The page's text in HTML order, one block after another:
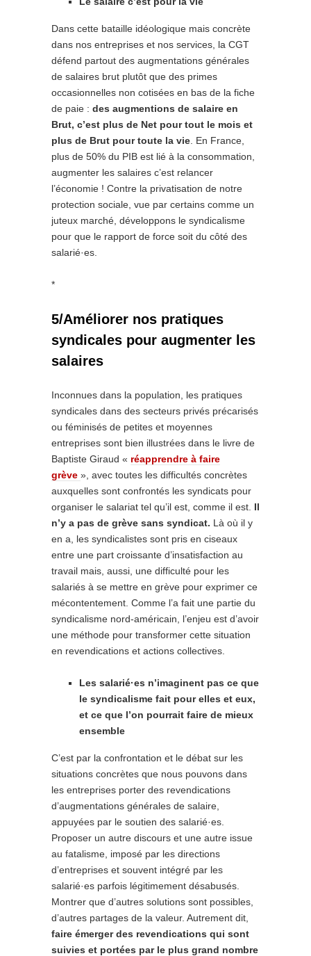
Dans cette bataille idéologique mais concrète
dans nos entreprises et nos services, la CGT
défend partout des augmentations générales
de salaires brut plutôt que des primes
occasionnelles non cotisées en bas de la fiche
de paie : des augmentions de salaire en
Brut, c’est plus de Net pour tout le mois et
plus de Brut pour toute la vie . En France,
plus de 50% du PIB est lié à la consommation,
augmenter les salaires c’est relancer
l’économie ! Contre la privatisation de notre
protection sociale, vue par certains comme un
juteux marché, développons le syndicalisme
pour que le rapport de force soit du côté des
salarié·es.
*
5/Améliorer nos pratiques
syndicales pour augmenter les
salaires
Inconnues dans la population, les pratiques
syndicales dans des secteurs privés précarisés
ou féminisés de petites et moyennes
entreprises sont bien illustrées dans le livre de
Baptiste Giraud « réapprendre à faire
grève », avec toutes les difficultés concrètes
auxquelles sont confrontés les syndicats pour
organiser le salariat tel qu’il est, comme il est. Il
n’y a pas de grève sans syndicat. Là où il y
en a, les syndicalistes sont pris en ciseaux
entre une part croissante d’insatisfaction au
travail mais, aussi, une difficulté pour les
salariés à se mettre en grève pour exprimer ce
mécontentement. Comme l’a fait une partie du
syndicalisme nord-américain, l’enjeu est d’avoir
une méthode pour transformer cette situation
en revendications et actions collectives.
Les salarié·es n’imaginent pas ce que
le syndicalisme fait pour elles et eux,
et ce que l’on pourrait faire de mieux
ensemble
C’est par la confrontation et le débat sur les
situations concrètes que nous pouvons dans
les entreprises porter des revendications
d’augmentations générales de salaire,
appuyées par le soutien des salarié·es.
Proposer un autre discours et une autre issue
au fatalisme, imposé par les directions
d’entreprises et souvent intégré par les
salarié·es parfois légitimement désabusés.
Montrer que d’autres solutions sont possibles,
d’autres partages de la valeur. Autrement dit,
faire émerger des revendications qui sont
suivies et portées par le plus grand nombre